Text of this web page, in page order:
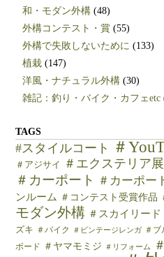
和・モダン外構 (48)
外構コンテスト・賞 (55)
外構で失敗しないために (133)
植栽 (147)
洋風・ナチュラル外構 (30)
雑記：釣り・バイク・カフェetc
TAGS
#スタイルコート ＃
＃アジサイ ＃エクステリア
＃カーポート ＃カーポー
ンルーム ＃コンテスト受賞作品
モダン外構 ＃スカイリード
ズキ ＃バイク ＃ビンテージレンガ ＃
ボード ＃ヤマモミジ ＃リフォーム